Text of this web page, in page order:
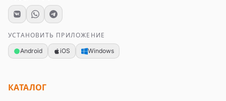
УСТАНОВИТЬ ПРИЛОЖЕНИЕ
Android iOS Windows
КАТАЛОГ